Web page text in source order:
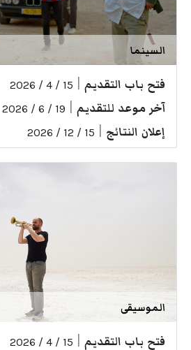
السينما
فتح باب التقديم 15 / 4 / 2026
آخر موعد للتقديم 19 / 6 / 2026
إعلان النتائج 15 / 12 / 2026
الموسيقى
فتح باب التقديم 15 / 4 / 2026